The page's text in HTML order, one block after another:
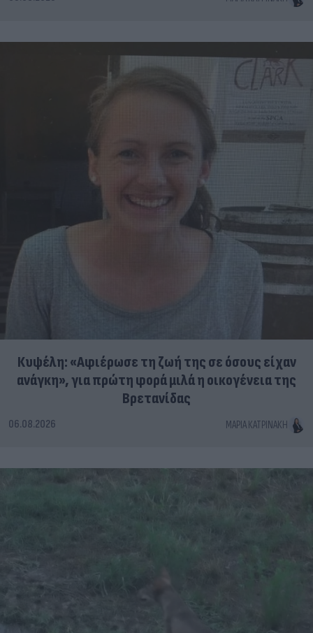
Κυψέλη: «Αφιέρωσε τη ζωή της σε όσους είχαν
ανάγκη», για πρώτη φορά μιλά η οικογένεια της
Βρετανίδας
06.08.2026 ΜΑΡΊΑ ΚΑΤΡΙΝΆΚΗ